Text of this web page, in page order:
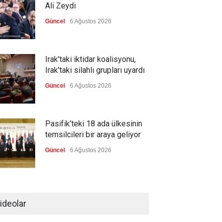
Ali Zeydi
Güncel 6 Ağustos 2026
Irak'taki iktidar koalisyonu,
Irak'taki silahlı grupları uyardı
Güncel 6 Ağustos 2026
Pasifik'teki 18 ada ülkesinin
temsilcileri bir araya geliyor
Güncel 6 Ağustos 2026